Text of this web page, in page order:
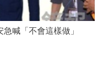
急喊「不會這樣做」